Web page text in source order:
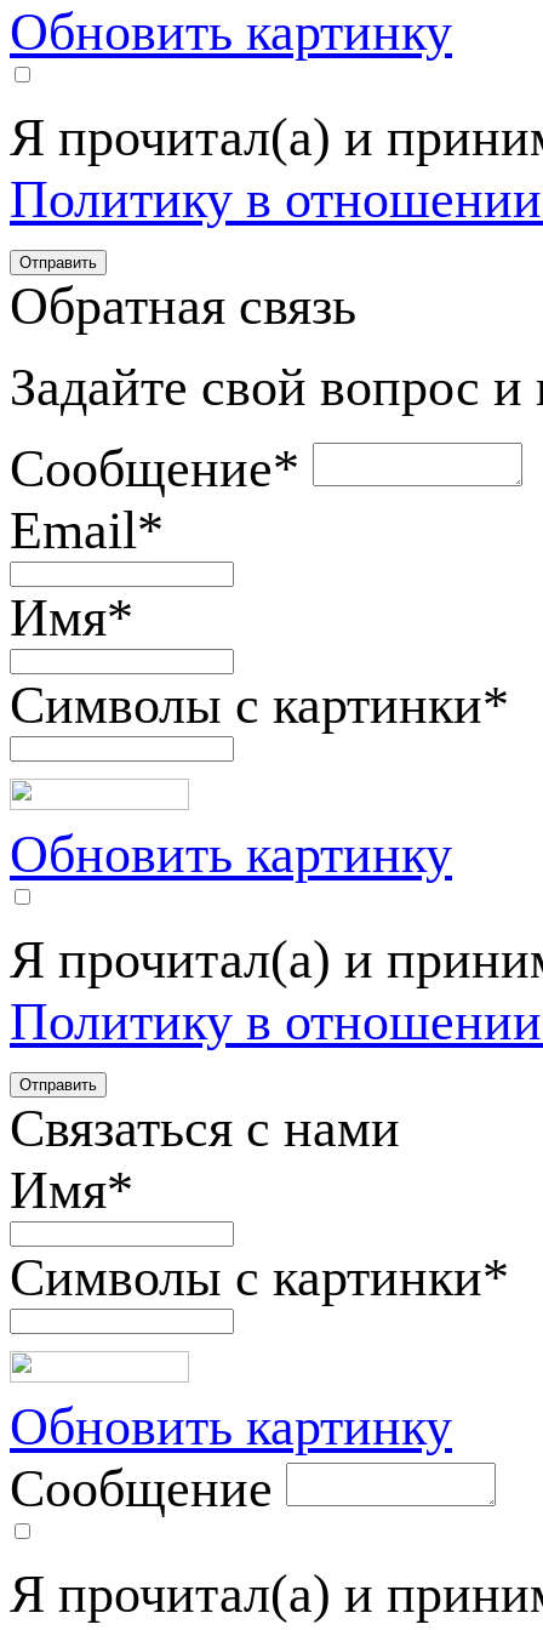
Обновить картинку
Я прочитал(а) и
Политику в
Обратная связь
Задайте свой вопрос
Сообщение*
Email*
Имя*
Символы с картинки*
Обновить картинку
Я прочитал(а) и
Политику в
Связаться с нами
Имя*
Символы с картинки*
Обновить картинку
Сообщение
Я прочитал(а) и